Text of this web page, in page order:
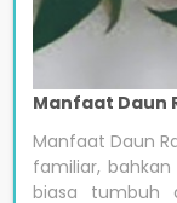
Manfaat Daun
Manfaat Daun
familiar,
biasa tumbuh